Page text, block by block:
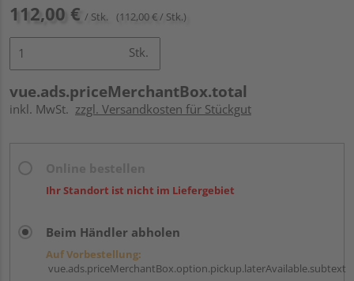
112,00 € / Stk. (112,00 € / Stk.)
Stk.
vue.ads.priceMerchantBox.total
inkl. MwSt. zzgl. Versandkosten für Stückgut
Ihr Standort ist nicht im Liefergebiet
Beim Händler abholen
Auf Vorbestellung:
vue.ads.priceMerchantBox.option.pickup.laterAvailable.subtext